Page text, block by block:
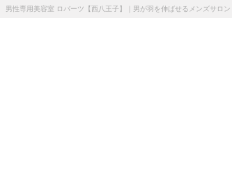
男性専用美容室 ロバーツ【西八王子】｜男が羽を伸ばせるメンズサロン